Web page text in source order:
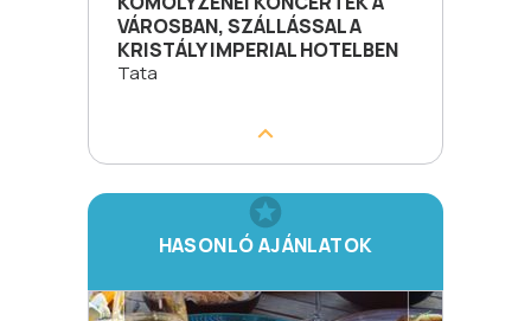
VÁROSBAN, SZÁLLÁSSAL A
KRISTÁLY IMPERIAL HOTELBEN
Tata
HASONLÓ AJÁNLATOK